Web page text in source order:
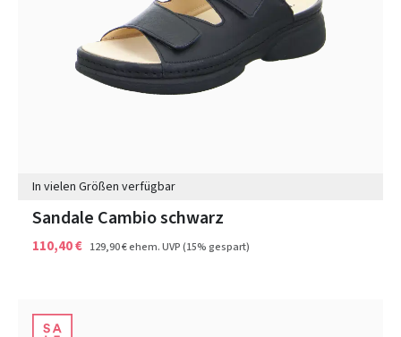
In vielen Größen verfügbar
Sandale Cambio schwarz
110,40 € 129,90 €ehem. UVP(15% gespart)